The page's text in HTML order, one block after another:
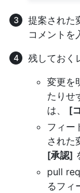
提案された
コメントを
残しておく
変更を
たりせ
は、 [
フィー
された
[承認]
pull
るフィ